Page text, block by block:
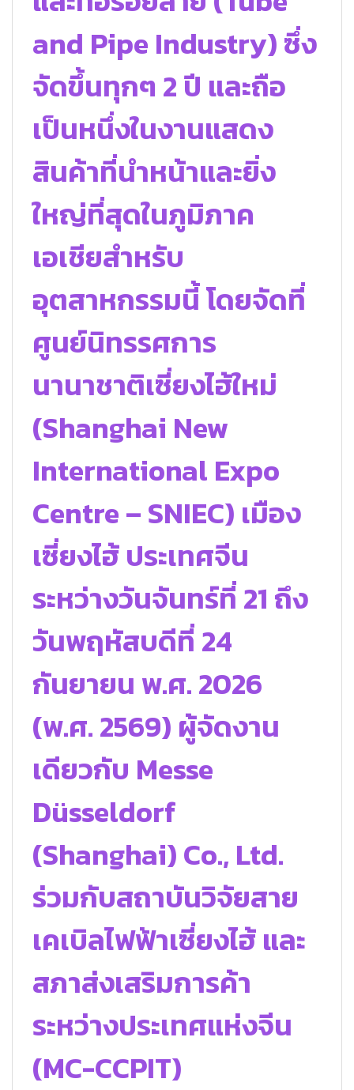
and Pipe Industry) ซึ่ง
จัดขึ้นทุกๆ 2 ปี และถือ
เป็นหนึ่งในงานแสดง
สินค้าที่นำหน้าและยิ่ง
ใหญ่ที่สุดในภูมิภาค
เอเชียสำหรับ
อุตสาหกรรมนี้ โดยจัดที่
ศูนย์นิทรรศการ
นานาชาติเซี่ยงไฮ้ใหม่
(Shanghai New
International Expo
Centre – SNIEC) เมือง
เซี่ยงไฮ้ ประเทศจีน
ระหว่างวันจันทร์ที่ 21 ถึง
วันพฤหัสบดีที่ 24
กันยายน พ.ศ. 2026
(พ.ศ. 2569) ผู้จัดงาน
เดียวกับ Messe
Düsseldorf
(Shanghai) Co., Ltd.
ร่วมกับสถาบันวิจัยสาย
เคเบิลไฟฟ้าเซี่ยงไฮ้ และ
สภาส่งเสริมการค้า
ระหว่างประเทศแห่งจีน
(MC-CCPIT)